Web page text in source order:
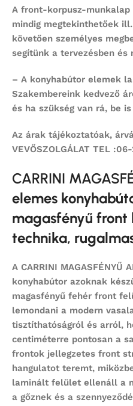
A front-korpusz-
mindig megtekinthetőek
követően személyes
segítünk a tervezésben és
– A konyhabútor elemek
Szakembereink kedvező
és ha szükség van rá, be
Az árak tájékoztatóak,
VEVŐSZOLGÁLAT TEL
CARRINI
elemes
magasfényű front
technika,
A CARRINI MAGASFÉNYŰ
konyhabútor azoknak
magasfényű fehér front
lemondani a modern
tisztíthatóságról és arról,
centiméterre pontosan a
frontok jellegzetes front
hangulatot teremt,
laminált felület ellenáll a
a gőznek és a